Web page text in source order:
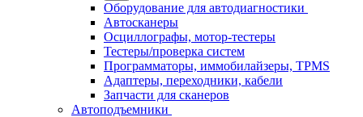
Оборудование для автодиагностики
Автосканеры
Осциллографы, мотор-тестеры
Тестеры/проверка систем
Программаторы, иммобилайзеры, TPMS
Адаптеры, переходники, кабели
Запчасти для сканеров
Автоподъемники